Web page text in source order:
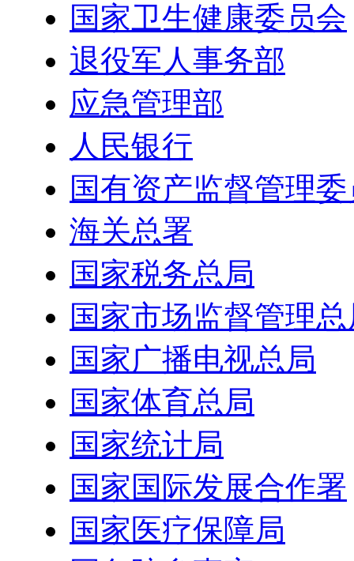
国家卫生健康委员会
退役军人事务部
应急管理部
人民银行
国有资产监督管理
海关总署
国家税务总局
国家市场监督管理
国家广播电视总局
国家体育总局
国家统计局
国家国际发展合作署
国家医疗保障局